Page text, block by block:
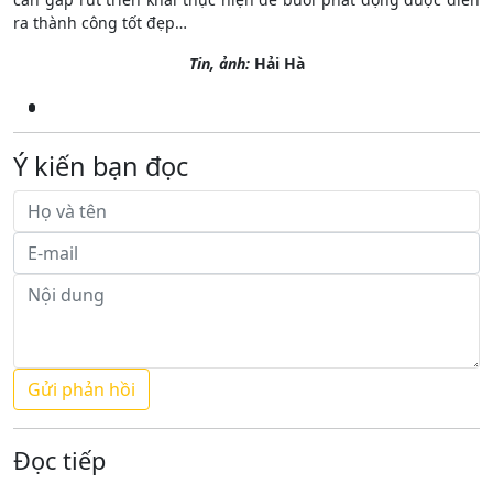
ra thành công tốt đẹp…
Tin, ảnh:Hải Hà
Ý kiến bạn đọc
Đọc tiếp